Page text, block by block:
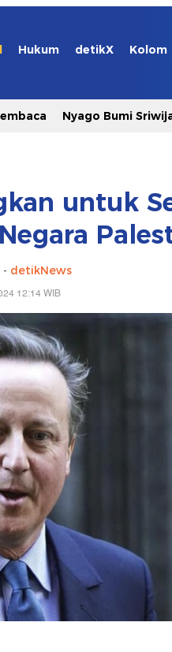
Hukum detikX Kolom
Nyago Bumi
untuk
detikNews
12:14 WIB